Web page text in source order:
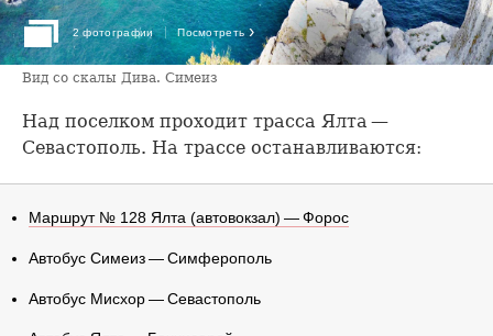
2 фотографии Посмотреть ›
Вид со скалы Дива. Симеиз
Над поселком проходит трасса Ялта —
Севастополь. На трассе останавливаются:
Маршрут № 128 Ялта (автовокзал) — Форос
Автобус Симеиз — Симферополь
Автобус Мисхор — Севастополь